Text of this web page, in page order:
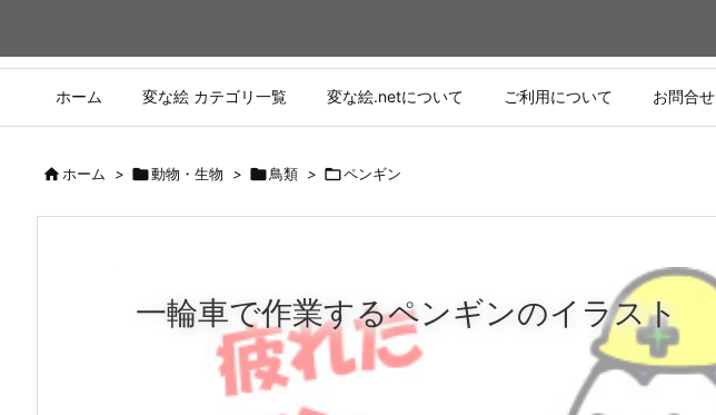
ホーム 変な絵 カテゴリ一覧 変な絵.netについて ご利用について お問合せ
ホーム > 動物・生物 > 鳥類 > ペンギン
一輪車で作業するペンギンのイラスト